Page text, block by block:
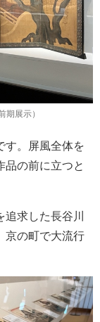
展示）
す。屏風全体を
品の前に立つと
求した長谷川
京の町で大流行